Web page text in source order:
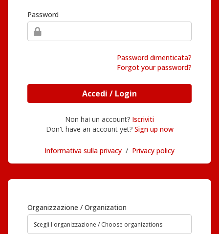
Password
Password dimenticata?
Forgot your password?
Accedi / Login
Non hai un account? Iscriviti
Don't have an account yet? Sign up now
Informativa sulla privacy / Privacy policy
Organizzazione / Organization